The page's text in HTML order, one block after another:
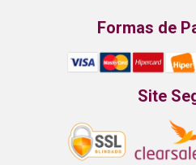
Formas de
Site